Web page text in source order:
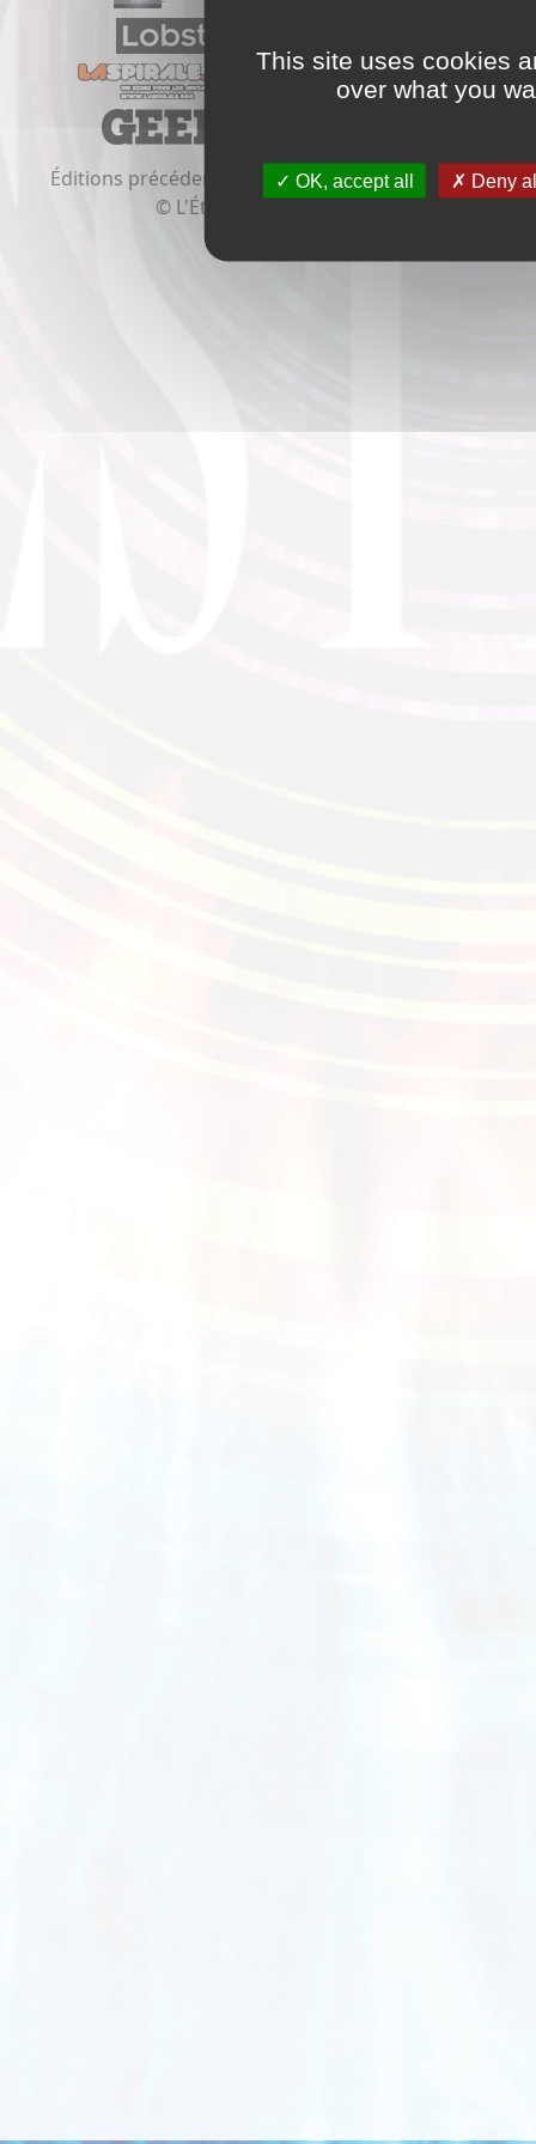
Éditions précédentes: 2020 201920182017
2016
© L'Étrange Festival 2021
This site uses cookies
over what you
OK, accept all Deny